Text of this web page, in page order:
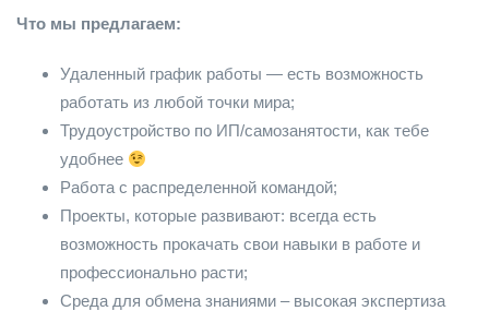
Что мы предлагаем:
Удаленный график работы — есть возможность
работать из любой точки мира;
Трудоустройство по ИП/самозанятости, как тебе
удобнее
Работа с распределенной командой;
Проекты, которые развивают: всегда есть
возможность прокачать свои навыки в работе и
профессионально расти;
Среда для обмена знаниями – высокая экспертиза